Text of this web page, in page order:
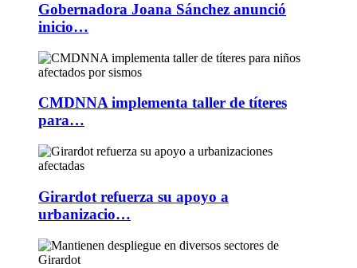
Gobernadora Joana Sánchez anunció
inicio…
CMDNNA implementa taller de títeres
para…
Girardot refuerza su apoyo a
urbanizacio…